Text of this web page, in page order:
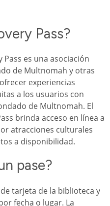
Pass?
Pass es una asociación
de Multnomah y otras
experiencias
a los usuarios con
de Multnomah. El
brinda acceso en línea a
atracciones culturales
a disponibilidad.
pase?
tarjeta de la biblioteca y
fecha o lugar. La